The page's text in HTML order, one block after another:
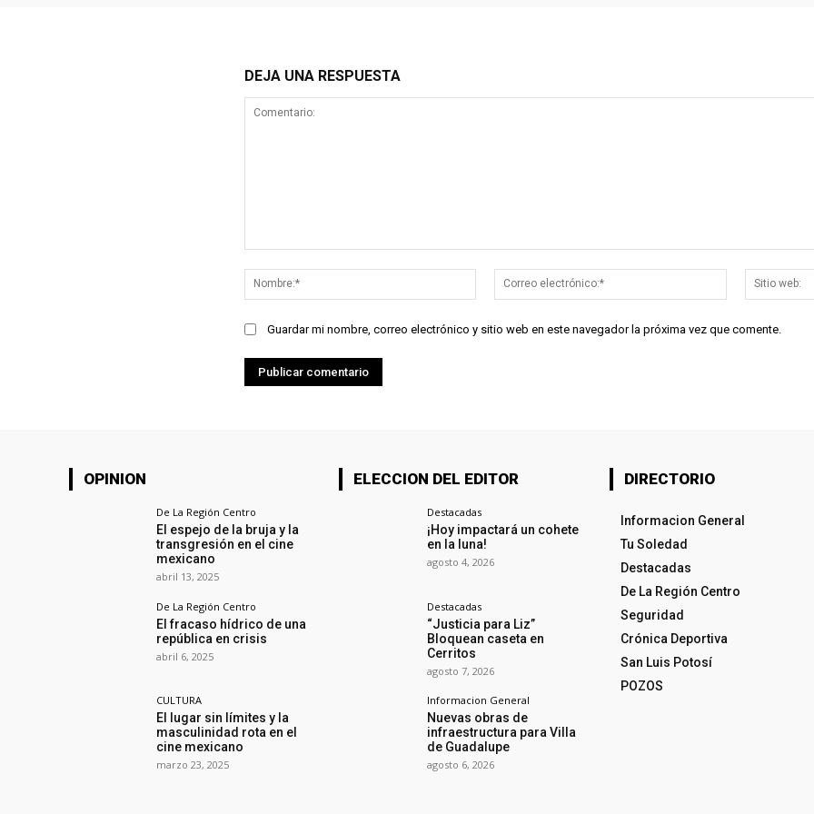
DEJA UNA RESPUESTA
Nombre:*
Correo
electrónico:*
Guardar mi nombre, correo electrónico y sitio web en este navegador la próxima vez que comente.
OPINION
De La Región Centro
El espejo de la bruja y la
transgresión en el cine
mexicano
abril 13, 2025
De La Región Centro
El fracaso hídrico de una
república en crisis
abril 6, 2025
CULTURA
El lugar sin límites y la
masculinidad rota en el
cine mexicano
marzo 23, 2025
ELECCION DEL EDITOR
Destacadas
¡Hoy impactará un cohete
en la luna!
agosto 4, 2026
Destacadas
“Justicia para Liz”
Bloquean caseta en
Cerritos
agosto 7, 2026
Informacion General
Nuevas obras de
infraestructura para Villa
de Guadalupe
agosto 6, 2026
DIRECTORIO
Informacion General
Tu Soledad
Destacadas
De La Región Centro
Seguridad
Crónica Deportiva
San Luis Potosí
POZOS